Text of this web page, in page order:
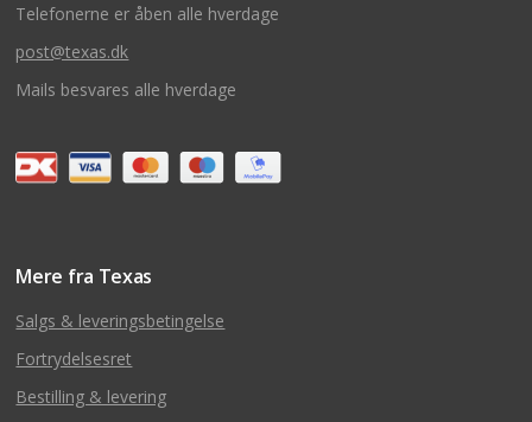
Telefonerne er åben alle hverdage
post@texas.dk
Mails besvares alle hverdage
Mere fra Texas
Salgs & leveringsbetingelse
Fortrydelsesret
Bestilling & levering